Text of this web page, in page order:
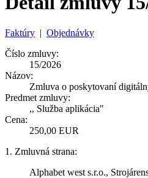
Faktúry | Objednávky
Číslo zmluvy:
15/2026
Názov:
Zmluva o poskytovaní
Predmet zmluvy:
,, Služba aplikácia"
Cena:
250,00 EUR
1. Zmluvná strana:
Alphabet west s.r.o.,